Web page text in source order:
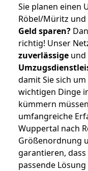
Sie planen einen
Röbel/Müritz
Geld sparen?
richtig! Unser
zuverlässige und
damit Sie sich
wichtigen Dinge
kümmern
umfangreiche
Wuppertal nach
Größenordnung
garantieren,
passende